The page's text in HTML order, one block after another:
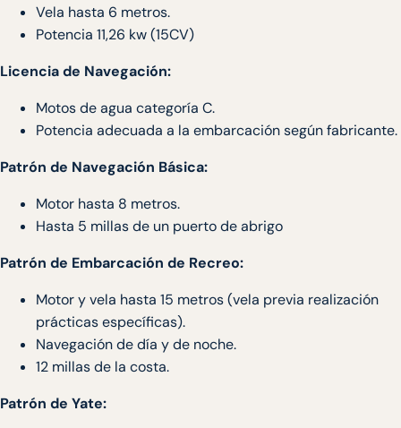
Vela hasta 6 metros.
Potencia 11,26 kw (15CV)
Licencia de Navegación:
Motos de agua categoría C.
Potencia adecuada a la embarcación según fabricante.
Patrón de Navegación Básica:
Motor hasta 8 metros.
Hasta 5 millas de un puerto de abrigo
Patrón de Embarcación de Recreo:
Motor y vela hasta 15 metros (vela previa realización
prácticas específicas).
Navegación de día y de noche.
12 millas de la costa.
Patrón de Yate: